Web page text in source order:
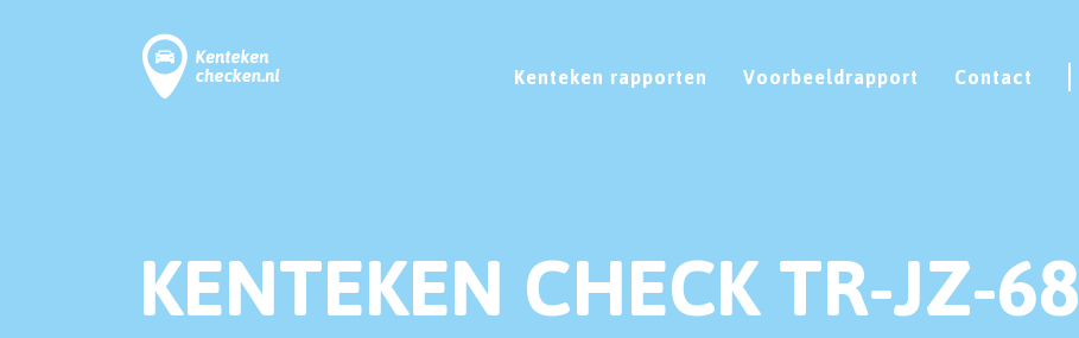
Kenteken rapporten Voorbeeldrapport Contact
KENTEKEN CHECK TR-JZ-68